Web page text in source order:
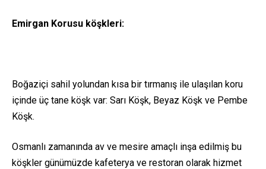
Emirgan Korusu köşkleri:
Boğaziçi sahil yolundan kısa bir tırmanış ile ulaşılan koru
içinde üç tane köşk var: Sarı Köşk, Beyaz Köşk ve Pembe
Köşk.
Osmanlı zamanında av ve mesire amaçlı inşa edilmiş bu
köşkler günümüzde kafeterya ve restoran olarak hizmet